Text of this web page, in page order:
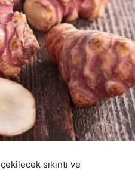
çekilecek sıkıntı ve